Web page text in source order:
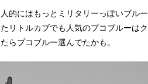
的にはもっとミリタリーっぽいブルー
リトルカブでも人気のプコブルーはク
らプコブルー選んでたかも。